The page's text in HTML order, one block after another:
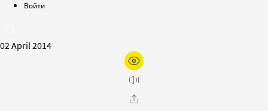
Войти
02 April 2014